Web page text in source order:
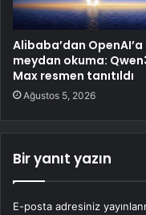
Alibaba’dan
meydan okuma:
Max resmen tanıtıldı
Ağustos 5, 2026
Bir yanıt yazın
E-posta adresiniz